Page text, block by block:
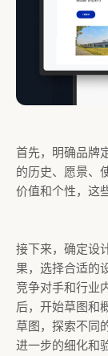
首先，明确品牌
的历史、愿景、
价值和个性，这
接下来，确定设
果，选择合适的
竞争对手和行业
后，开始草图和
草图，探索不同
进一步的细化和